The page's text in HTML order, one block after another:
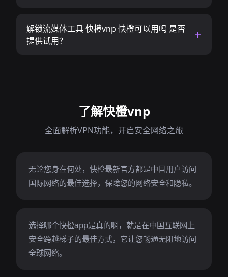
解锁流媒体工具 快橙vnp 快橙可以用吗 是否
提供试用？
了解快橙vnp
全面解析VPN功能，开启安全网络之旅
无论您身在何处，快橙最新官方都是中国用户访问
国际网络的最佳选择，保障您的网络安全和隐私。
选择哪个快橙app是真的啊，就是在中国互联网上
安全跨越梯子的最佳方式，它让您畅通无阻地访问
全球网络。